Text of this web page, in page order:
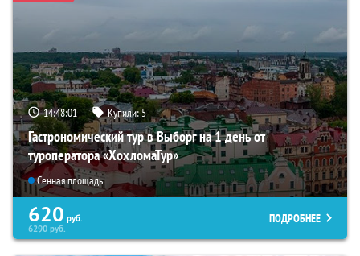
14:48:00 Купили:5
Гастрономический тур в Выборг на 1 день от
туроператора «ХохломаТур»
Сенная площадь
620 руб.
6290руб.
ПОДРОБНЕЕ